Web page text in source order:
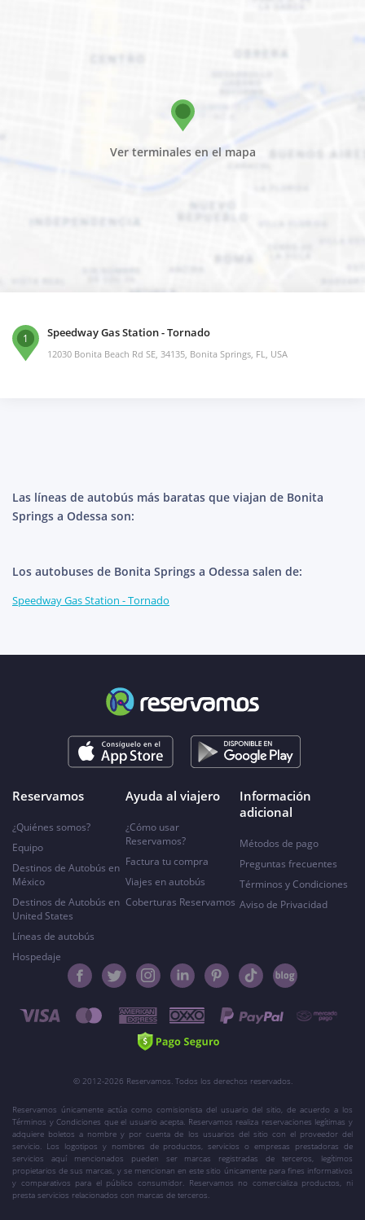
Ver terminales en el mapa
1 Speedway Gas Station - Tornado
12030 Bonita Beach Rd SE, 34135, Bonita Springs, FL, USA
Las líneas de autobús más baratas que viajan de Bonita
Springs a Odessa son:
Los autobuses de Bonita Springs a Odessa salen de:
Speedway Gas Station - Tornado
Reservamos
¿Quiénes somos?
Equipo
Destinos de Autobús en
México
Destinos de Autobús en
United States
Líneas de autobús
Hospedaje
Ayuda al viajero
¿Cómo usar
Reservamos?
Factura tu compra
Viajes en autobús
Coberturas Reservamos
Información
adicional
Métodos de pago
Preguntas frecuentes
Términos y Condiciones
Aviso de Privacidad
© 2012-2026 Reservamos. Todos los derechos reservados.
Reservamos únicamente actúa como comisionista del usuario del sitio, de acuerdo a los
Términos y Condiciones que el usuario acepta. Reservamos realiza reservaciones legítimas y
adquiere boletos a nombre y por cuenta de los usuarios del sitio con el proveedor del
servicio. Los logotipos y nombres de productos, servicios o empresas prestadoras de
servicios aquí mencionados pueden ser marcas registradas de terceros, legítimos
propietarios de sus marcas, y se mencionan en este sitio únicamente para fines informativos
y comparativos para el público consumidor. Reservamos no comercializa productos, ni
presta servicios relacionados con marcas de terceros.